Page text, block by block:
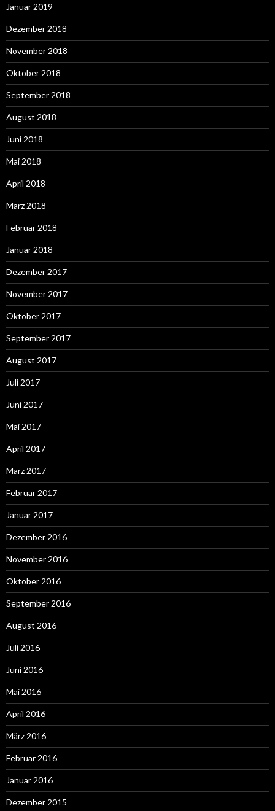
Januar 2019
Dezember 2018
November 2018
Oktober 2018
September 2018
August 2018
Juni 2018
Mai 2018
April 2018
März 2018
Februar 2018
Januar 2018
Dezember 2017
November 2017
Oktober 2017
September 2017
August 2017
Juli 2017
Juni 2017
Mai 2017
April 2017
März 2017
Februar 2017
Januar 2017
Dezember 2016
November 2016
Oktober 2016
September 2016
August 2016
Juli 2016
Juni 2016
Mai 2016
April 2016
März 2016
Februar 2016
Januar 2016
Dezember 2015